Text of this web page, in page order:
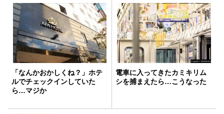
「なんかおかしくね？」ホテ
ルでチェックインしていた
ら…マジか
電車に入ってきたカミキリム
シを捕まえたら…こうなった